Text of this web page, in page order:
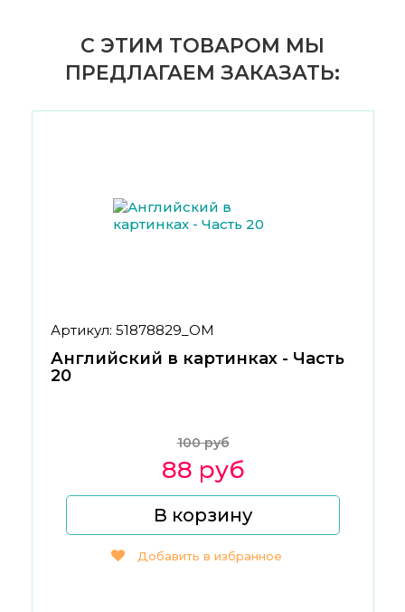
С ЭТИМ ТОВАРОМ МЫ
ПРЕДЛАГАЕМ ЗАКАЗАТЬ:
Артикул: 51878829_ОМ
Английский в картинках - Часть
20
100 руб
88 руб
В корзину
Добавить в избранное